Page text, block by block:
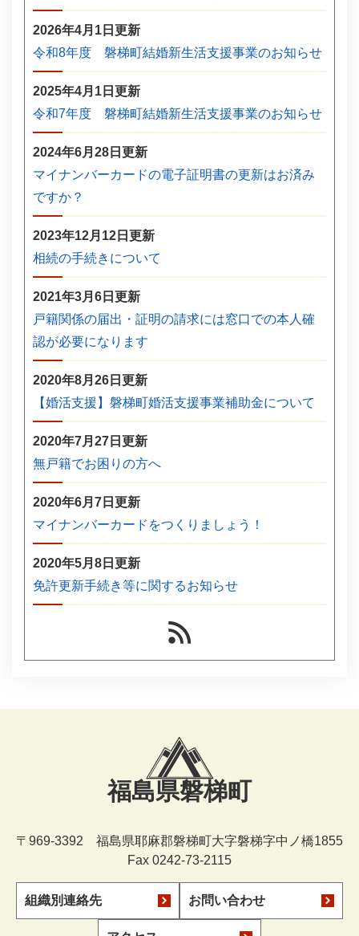
2026年4月1日更新
令和8年度 磐梯町結婚新生活支援事業のお知らせ
2025年4月1日更新
令和7年度 磐梯町結婚新生活支援事業のお知らせ
2024年6月28日更新
マイナンバーカードの電子証明書の更新はお済み
ですか？
2023年12月12日更新
相続の手続きについて
2021年3月6日更新
戸籍関係の届出・証明の請求には窓口での本人確
認が必要になります
2020年8月26日更新
【婚活支援】磐梯町婚活支援事業補助金について
2020年7月27日更新
無戸籍でお困りの方へ
2020年6月7日更新
マイナンバーカードをつくりましょう！
2020年5月8日更新
免許更新手続き等に関するお知らせ
福島県磐梯町
〒969-3392 福島県耶麻郡磐梯町大字磐梯字中ノ橋1855
Fax 0242-73-2115
組織別連絡先 お問い合わせ